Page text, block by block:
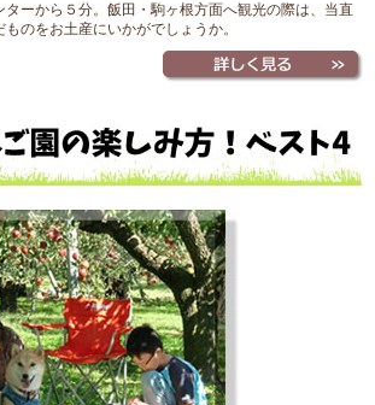
ターから５分。飯田・駒ヶ根方面へ観光の際は、当直
のをお土産にいかがでしょうか。